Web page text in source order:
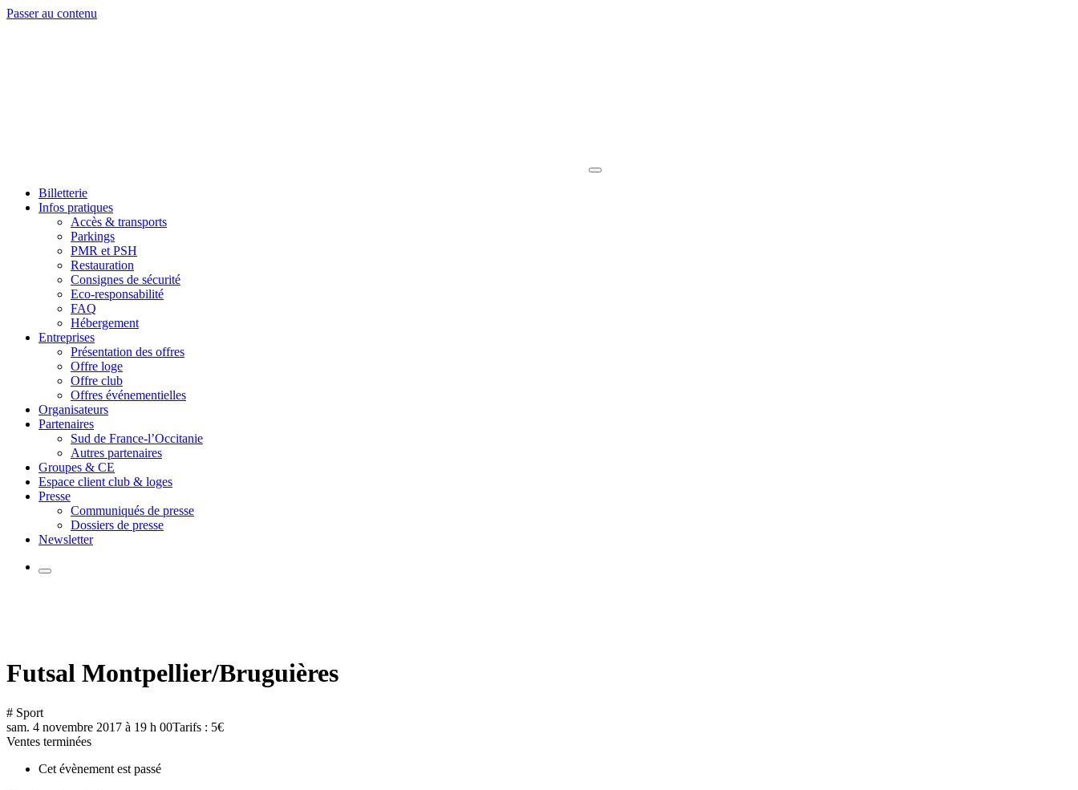
Passer au contenu
Billetterie
Infos pratiques
Accès & transports
Parkings
PMR et PSH
Restauration
Consignes de sécurité
Eco-responsabilité
FAQ
Hébergement
Entreprises
Présentation des offres
Offre loge
Offre club
Offres événementielles
Organisateurs
Partenaires
Sud de France-l’Occitanie
Autres partenaires
Groupes & CE
Espace client club & loges
Presse
Communiqués de presse
Dossiers de presse
Newsletter
Futsal Montpellier/Bruguières
# Sport
sam. 4 novembre 2017 à 19 h 00Tarifs : 5€
Ventes terminées
Cet évènement est passé